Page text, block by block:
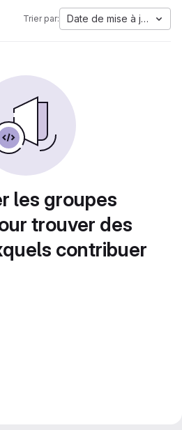
Trier par: Date de mise à jour
les groupes
trouver des
contribuer